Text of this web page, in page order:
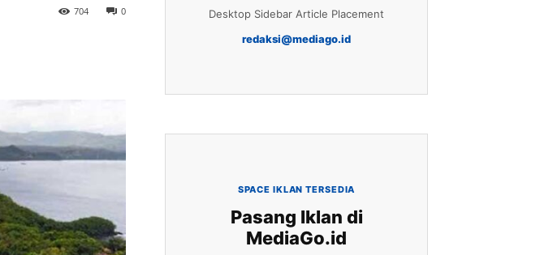
0
704
Desktop Sidebar Article Placement
redaksi@mediago.id
SPACE IKLAN TERSEDIA
Pasang Iklan di
MediaGo.id